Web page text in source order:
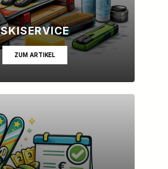
SKISERVICE
ZUM ARTIKEL